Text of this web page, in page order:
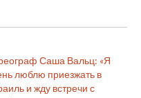
Саша Вальц: «Я
люблю приезжать в
и жду встречи с